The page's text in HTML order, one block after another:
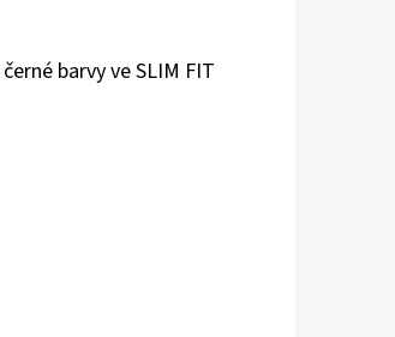
barvy ve SLIM FIT